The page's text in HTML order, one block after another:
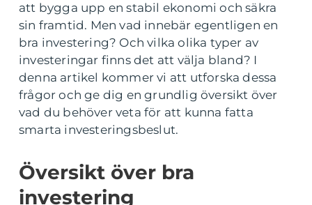
att bygga upp en stabil ekonomi och säkra
sin framtid. Men vad innebär egentligen en
bra investering? Och vilka olika typer av
investeringar finns det att välja bland? I
denna artikel kommer vi att utforska dessa
frågor och ge dig en grundlig översikt över
vad du behöver veta för att kunna fatta
smarta investeringsbeslut.
Översikt över bra
investering